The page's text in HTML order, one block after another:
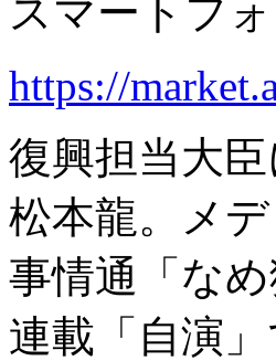
スマートフ
https://
復興担当大
松本龍。メ
事情通「な
連載「自演